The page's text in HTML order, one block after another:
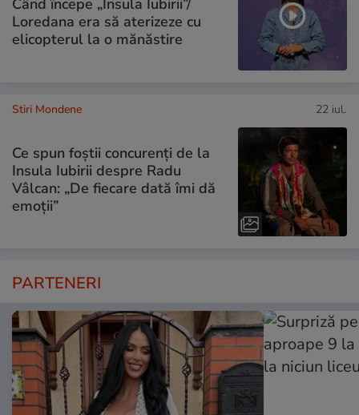
Când începe „Insula Iubirii”/
Loredana era să aterizeze cu
elicopterul la o mănăstire
Stiri Mondene 22 iul.
Ce spun foștii concurenți de la
Insula Iubirii despre Radu
Vâlcan: „De fiecare dată îmi dă
emoții”
PARTENERI